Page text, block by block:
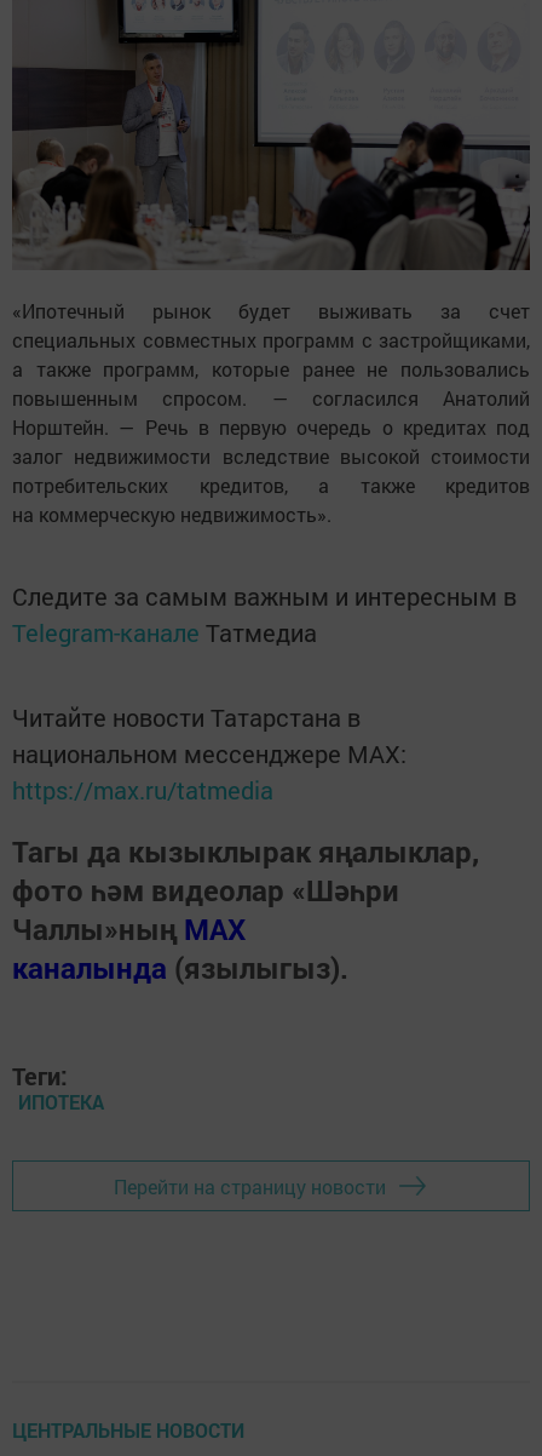
«Ипотечный рынок будет выживать за счет
специальных совместных программ с застройщиками,
а также программ, которые ранее не пользовались
повышенным спросом. — согласился Анатолий
Норштейн. — Речь в первую очередь о кредитах под
залог недвижимости вследствие высокой стоимости
потребительских кредитов, а также кредитов
на коммерческую недвижимость».
Следите за самым важным и интересным в
Telegram-канале Татмедиа
Читайте новости Татарстана в
национальном мессенджере MАХ:
https://max.ru/tatmedia
Тагы да кызыклырак яңалыклар,
фото һәм видеолар «Шәһри
Чаллы»ның MAX
каналында (язылыгыз).
Теги:
ИПОТЕКА
Перейти на страницу новости
ЦЕНТРАЛЬНЫЕ НОВОСТИ